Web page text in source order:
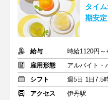
タイ
期安
給与
時給1120円
雇用形態
アルバイト・
シフト
週5日 1日7.5
アクセス
伊丹駅